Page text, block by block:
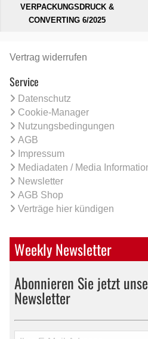
VERPACKUNGSDRUCK &
CONVERTING 6/2025
Vertrag widerrufen
Service
Datenschutz
Cookie-Manager
Nutzungsbedingungen
AGB
Impressum
Mediadaten / Media
Newsletter
AGB Shop
Verträge hier kündigen
Weekly Newsletter
Abonnieren Sie jetzt
Newsletter